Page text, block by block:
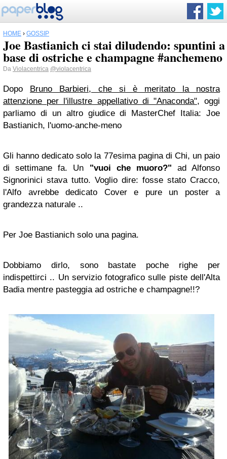
HOME › GOSSIP
Joe Bastianich ci stai diludendo: spuntini a
base di ostriche e champagne #anchemeno
Da Violacentrica @violacentrica
Dopo Bruno Barbieri, che si è meritato la nostra
attenzione per l'illustre appellativo di "Anaconda", oggi
parliamo di un altro giudice di MasterChef Italia: Joe
Bastianich, l'uomo-anche-meno
Gli hanno dedicato solo la 77esima pagina di Chi, un paio
di settimane fa. Un "vuoi che muoro?" ad Alfonso
Signorinici stava tutto. Voglio dire: fosse stato Cracco,
l'Alfo avrebbe dedicato Cover e pure un poster a
grandezza naturale ..
Per Joe Bastianich solo una pagina.
Dobbiamo dirlo, sono bastate poche righe per
indispettirci .. Un servizio fotografico sulle piste dell'Alta
Badia mentre pasteggia ad ostriche e champagne!!?